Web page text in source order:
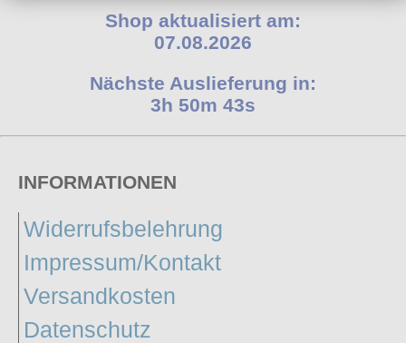
Shop aktualisiert am:
07.08.2026
Nächste Auslieferung in:
3h 50m 43s
INFORMATIONEN
Widerrufsbelehrung
Impressum/Kontakt
Versandkosten
Datenschutz